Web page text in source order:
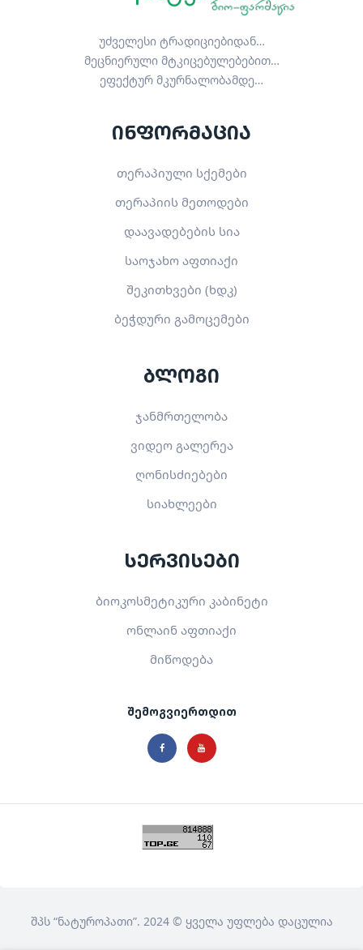
უძველესი ტრადიციებიდან…
მეცნიერული მტკიცებულებებით…
ეფექტურ მკურნალობამდე…
ინფორმაცია
თერაპიული სქემები
თერაპიის მეთოდები
დაავადებების სია
საოჯახო აფთიაქი
შეკითხვები (ხდკ)
ბეჭდური გამოცემები
ბლოგი
ჯანმრთელობა
ვიდეო გალერეა
ღონისძიებები
სიახლეები
სერვისები
ბიოკოსმეტიკური კაბინეტი
ონლაინ აფთიაქი
მიწოდება
შემოგვიერთდით
შპს “ნატუროპათი”. 2024 © ყველა უფლება დაცულია